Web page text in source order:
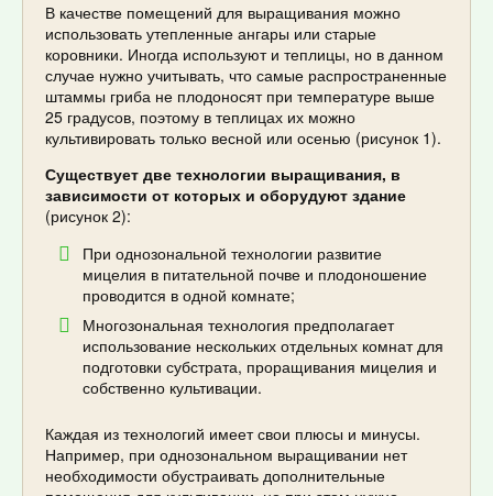
В качестве помещений для выращивания можно
использовать утепленные ангары или старые
коровники. Иногда используют и теплицы, но в данном
случае нужно учитывать, что самые распространенные
штаммы гриба не плодоносят при температуре выше
25 градусов, поэтому в теплицах их можно
культивировать только весной или осенью (рисунок 1).
Существует две технологии выращивания, в
зависимости от которых и оборудуют здание
(рисунок 2):
При однозональной технологии развитие
мицелия в питательной почве и плодоношение
проводится в одной комнате;
Многозональная технология предполагает
использование нескольких отдельных комнат для
подготовки субстрата, проращивания мицелия и
собственно культивации.
Каждая из технологий имеет свои плюсы и минусы.
Например, при однозональном выращивании нет
необходимости обустраивать дополнительные